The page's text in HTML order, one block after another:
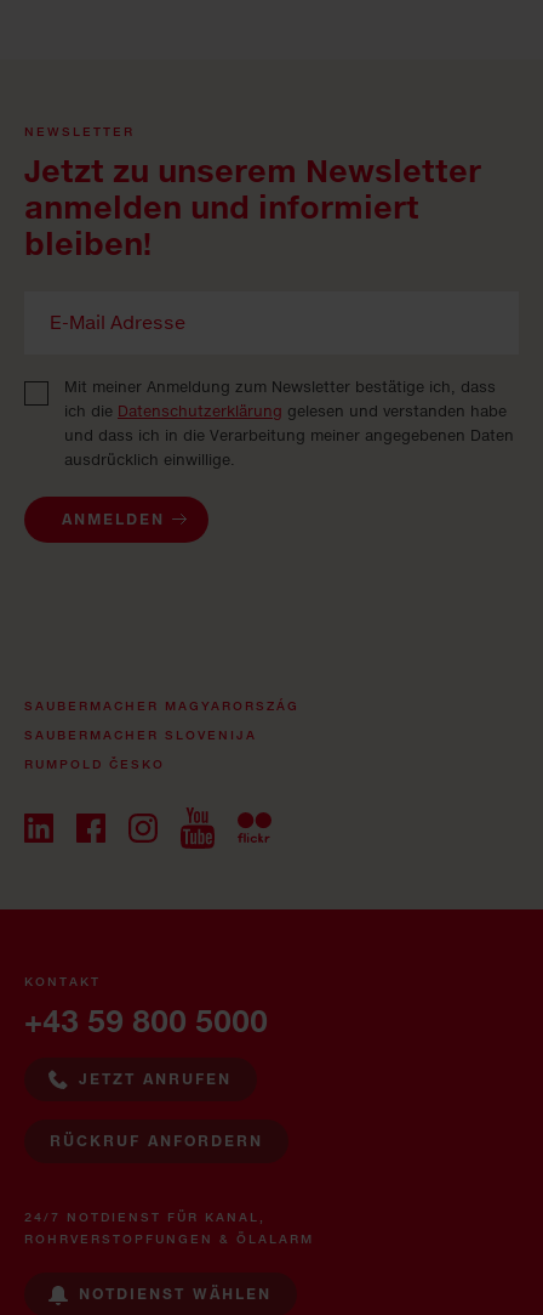
NEWSLETTER
Jetzt zu unserem Newsletter
anmelden und informiert
bleiben!
Mit meiner Anmeldung zum Newsletter bestätige ich, dass
ich die Datenschutzerklärung gelesen und verstanden habe
und dass ich in die Verarbeitung meiner angegebenen Daten
ausdrücklich einwillige.
ANMELDEN
SAUBERMACHER MAGYARORSZÁG
SAUBERMACHER SLOVENIJA
RUMPOLD ČESKO
KONTAKT
+43 59 800 5000
JETZT ANRUFEN
RÜCKRUF ANFORDERN
24/7 NOTDIENST FÜR KANAL,
ROHRVERSTOPFUNGEN & ÖLALARM
NOTDIENST WÄHLEN